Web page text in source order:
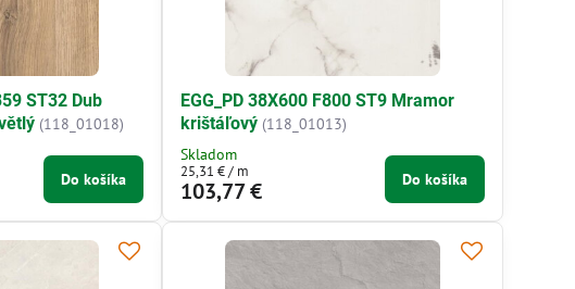
ST32 Dub
(118_01018)
Do košíka
EGG_PD 38X600 F800 ST9 Mramor
krištáľový (118_01013)
Skladom
103,77 €
25,31 €/ m Do košíka